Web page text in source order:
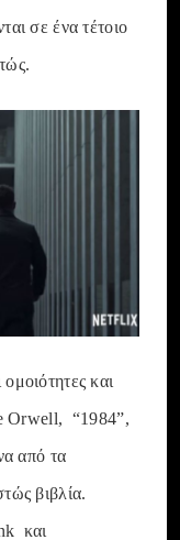
σε ένα τέτοιο
και
Orwell, “1984”,
από τα
βιβλία.
και